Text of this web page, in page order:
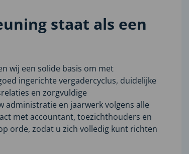
staat als een
wij een solide basis om met
ingerichte vergadercyclus, duidelijke
en zorgvuldige
administratie en jaarwerk volgens alle
met accountant, toezichthouders en
orde, zodat u zich volledig kunt richten